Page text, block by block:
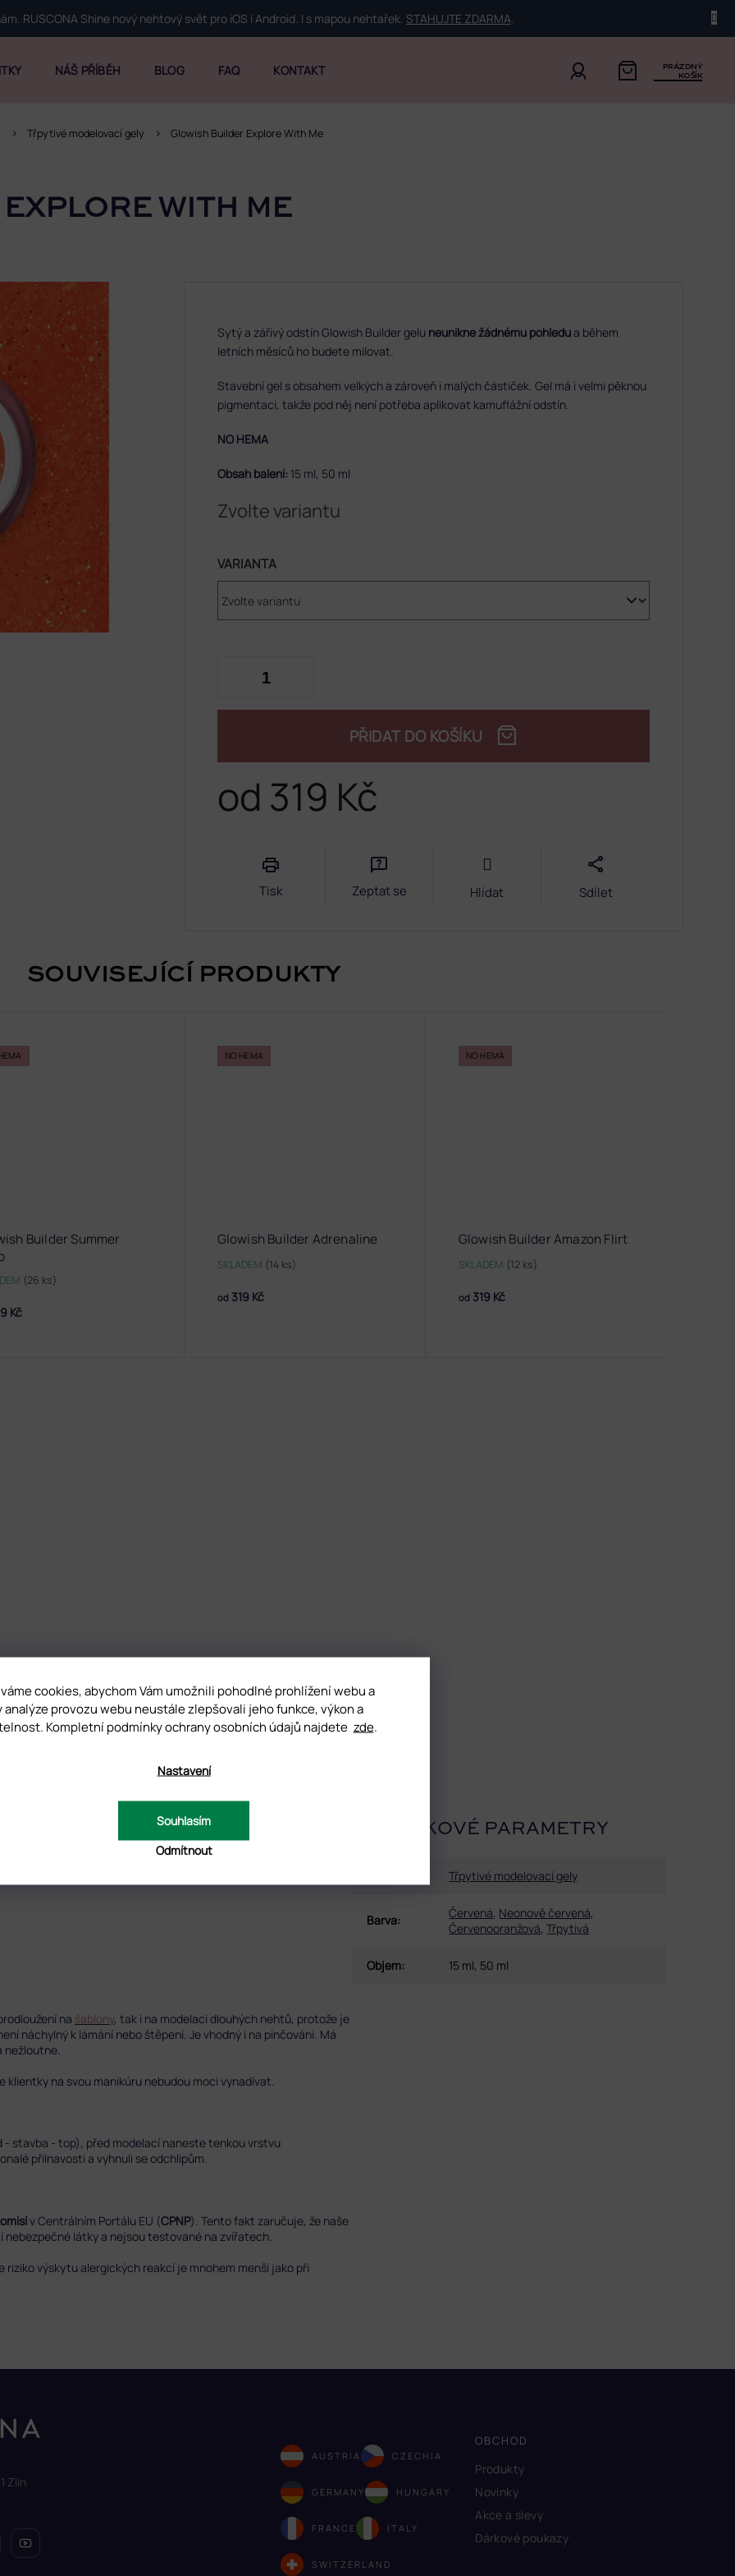
cookies, abychom Vám umožnili pohodlné prohlížení webu a
analýze provozu webu neustále zlepšovali jeho funkce, výkon a
Kompletní podmínky ochrany osobních údajů najdete zde.
Nastavení
Odmítnout
Souhlasím
RUSCONA Shine nový nehtový svět pro iOS i Android. I s mapou nehtařek. STAHUJTE ZDARMA.
PRÁZDNÝ
KOŠÍK
NÁŠ PŘÍBĚH BLOG FAQ KONTAKT
Třpytivé modelovací gely Glowish Builder Explore With Me
WITH ME
od 319 Kč
Zvolte variantu
VARIANTA
PŘIDAT DO KOŠÍKU
Sytý a zářivý odstín Glowish Builder gelu neunikne žádnému pohledua během
letních měsíců ho budete milovat.
Stavební gel s obsahem velkých a zároveň i malých částiček. Gel má i velmi pěknou
pigmentaci, takže pod něj není potřeba aplikovat kamuflážní odstín.
NO HEMA
Obsah balení: 15 ml, 50 ml
Tisk Zeptat se Hlídat Sdílet
SOUVISEJÍCÍ PRODUKTY
Builder Summer
(26 ks)
Kč
NO HEMA
Glowish Builder Adrenaline
SKLADEM (14 ks)
od319 Kč
NO HEMA
Glowish Builder Amazon Flirt
SKLADEM (12 ks)
od319 Kč
na šablony, tak i na modelaci dlouhých nehtů, protože je
náchylný k lámání nebo štěpení. Je vhodný i na pinčování. Má
nežloutne.
na svou manikúru nebudou moci vynadívat.
stavba - top), před modelací naneste tenkou vrstvu
přilnavosti a vyhnuli se odchlipům.
v Centrálním Portálu EU (CPNP). Tento fakt zaručuje, že naše
nebezpečné látky a nejsou testované na zvířatech.
riziko výskytu alergických reakcí je mnohem menší jako při
DOPLŇKOVÉ PARAMETRY
Třpytivé modelovací gely
Barva: Červená, Neonově červená,
Červenooranžová,Třpytivá
Objem: 15 ml, 50 ml
Zlín
AUSTRIA CZECHIA
GERMANY HUNGARY
FRANCE ITALY
SWITZERLAND
OBCHOD
Produkty
Novinky
Akce a slevy
Dárkové poukazy